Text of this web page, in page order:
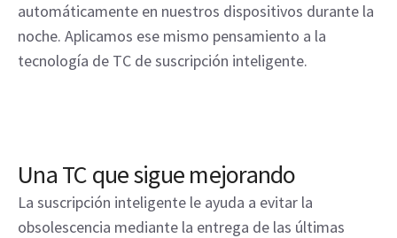
automáticamente en nuestros dispositivos durante la
noche. Aplicamos ese mismo pensamiento a la
tecnología de TC de suscripción inteligente.
Una TC que sigue mejorando
La suscripción inteligente le ayuda a evitar la
obsolescencia mediante la entrega de las últimas